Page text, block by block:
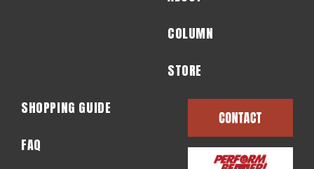
COLUMN
STORE
SHOPPING GUIDE
FAQ